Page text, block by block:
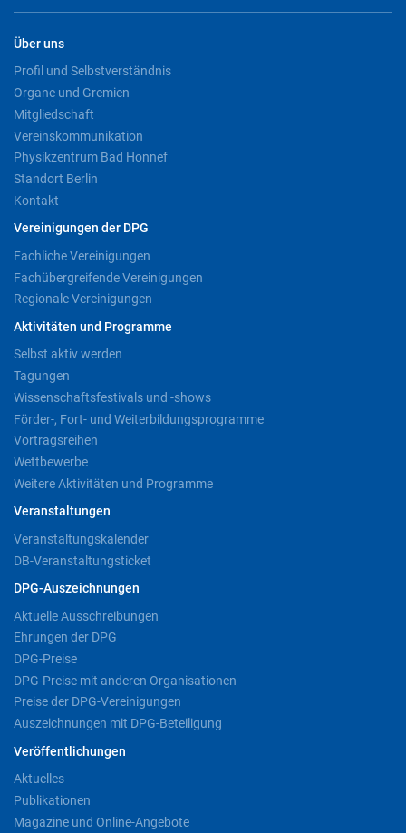
Über uns
Profil und Selbstverständnis
Organe und Gremien
Mitgliedschaft
Vereinskommunikation
Physikzentrum Bad Honnef
Standort Berlin
Kontakt
Vereinigungen der DPG
Fachliche Vereinigungen
Fachübergreifende Vereinigungen
Regionale Vereinigungen
Aktivitäten und Programme
Selbst aktiv werden
Tagungen
Wissenschaftsfestivals und -shows
Förder-, Fort- und Weiterbildungsprogramme
Vortragsreihen
Wettbewerbe
Weitere Aktivitäten und Programme
Veranstaltungen
Veranstaltungskalender
DB-Veranstaltungsticket
DPG-Auszeichnungen
Aktuelle Ausschreibungen
Ehrungen der DPG
DPG-Preise
DPG-Preise mit anderen Organisationen
Preise der DPG-Vereinigungen
Auszeichnungen mit DPG-Beteiligung
Veröffentlichungen
Aktuelles
Publikationen
Magazine und Online-Angebote